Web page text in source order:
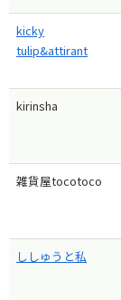
kicky
tulip&attirant
kirinsha
雑貨屋tocotoco
ししゅうと私